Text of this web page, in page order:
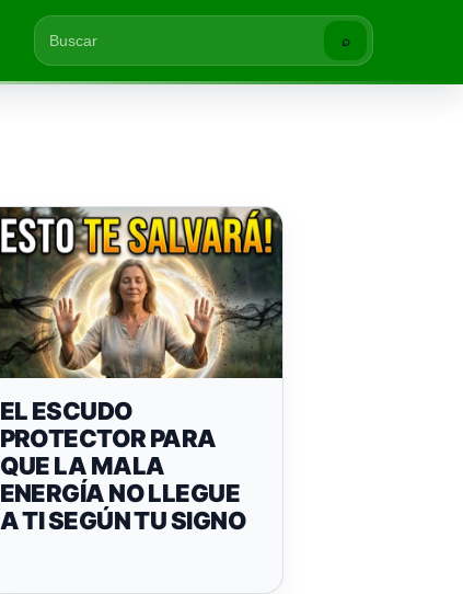
⌕
EL ESCUDO
PROTECTOR PARA
QUE LA MALA
ENERGÍA NO LLEGUE
A TI SEGÚN TU SIGNO